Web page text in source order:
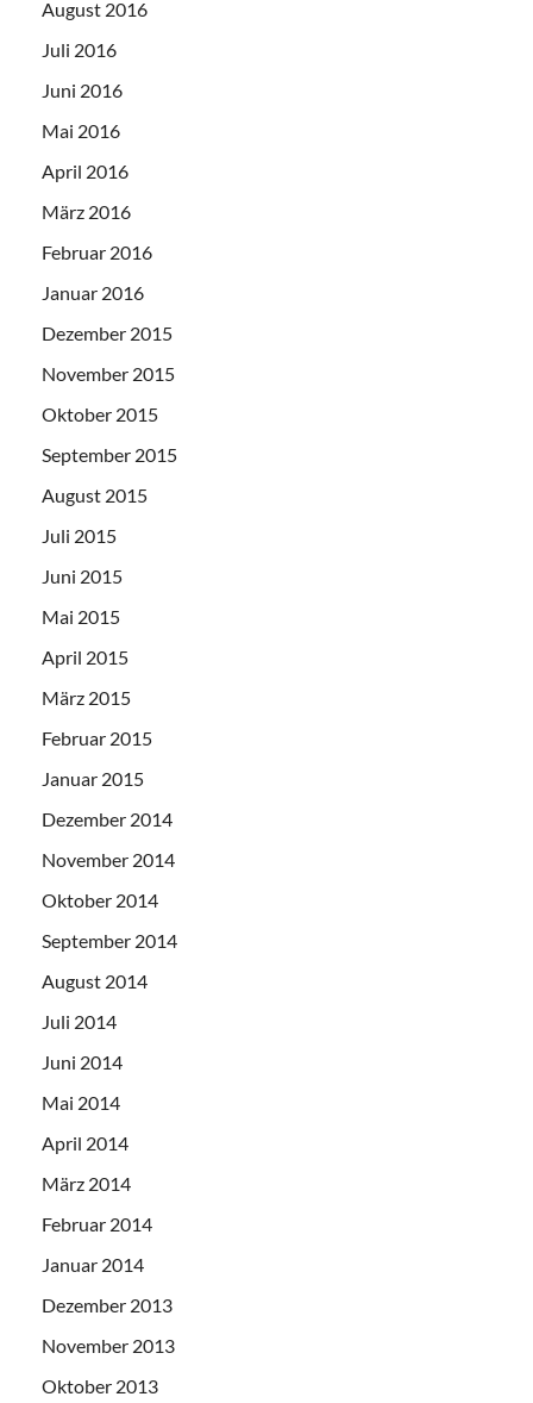
August 2016
Juli 2016
Juni 2016
Mai 2016
April 2016
März 2016
Februar 2016
Januar 2016
Dezember 2015
November 2015
Oktober 2015
September 2015
August 2015
Juli 2015
Juni 2015
Mai 2015
April 2015
März 2015
Februar 2015
Januar 2015
Dezember 2014
November 2014
Oktober 2014
September 2014
August 2014
Juli 2014
Juni 2014
Mai 2014
April 2014
März 2014
Februar 2014
Januar 2014
Dezember 2013
November 2013
Oktober 2013